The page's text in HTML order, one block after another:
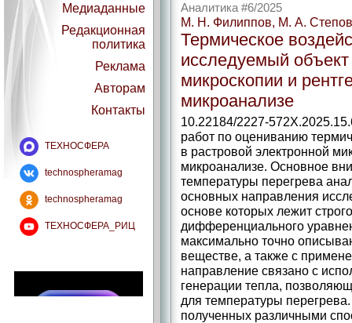
Медиаданные
Редакционная
политика
Реклама
Авторам
Контакты
ТЕХНОСФЕРА
technospheramag
technospheramag
ТЕХНОСФЕРА_РИЦ
Аналитика #6/2025
М. Н. Филиппов, М. А.
Термическое
исследуемый
микроскопии и
микроанализе
10.22184/2227-
работ по оцениванию
в растровой электронной
микроанализе. Основное
температуры перегрева
основных направления
основе которых лежит
дифференциального
максимально точно
веществе, а также с
направление связано с
генерации тепла,
для температуры
полученных различными